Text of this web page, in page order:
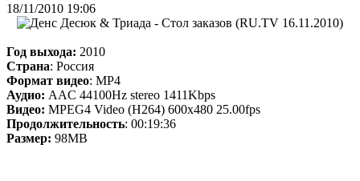
18/11/2010 19:06
Год выхода: 2010
Страна: Россия
Формат видео: MP4
Аудио: AAC 44100Hz stereo 1411Kbps
Видео: MPEG4 Video (H264) 600x480 25.00fps
Продолжительность: 00:19:36
Размер: 98MB